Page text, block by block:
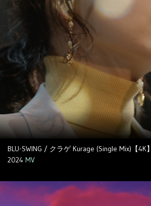
BLU-SWING / クラゲ Kurage (Single Mix)【4K】
2024 MV